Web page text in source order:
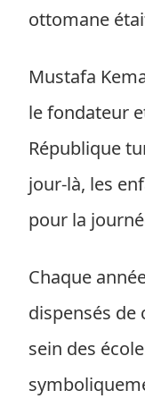
ottomane
Mustafa
le fondateur
République
jour-là, les
pour la
Chaque
dispensés de
sein des